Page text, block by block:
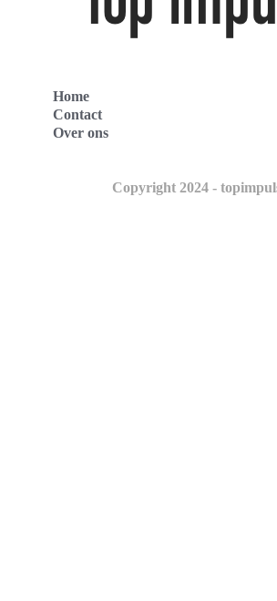
Home
Contact
Over ons
Copyright 2024 -